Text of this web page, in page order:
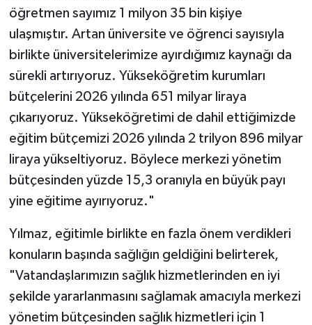
öğretmen sayımız 1 milyon 35 bin kişiye
ulaşmıştır. Artan üniversite ve öğrenci sayısıyla
birlikte üniversitelerimize ayırdığımız kaynağı da
sürekli artırıyoruz. Yükseköğretim kurumları
bütçelerini 2026 yılında 651 milyar liraya
çıkarıyoruz. Yükseköğretimi de dahil ettiğimizde
eğitim bütçemizi 2026 yılında 2 trilyon 896 milyar
liraya yükseltiyoruz. Böylece merkezi yönetim
bütçesinden yüzde 15,3 oranıyla en büyük payı
yine eğitime ayırıyoruz."
Yılmaz, eğitimle birlikte en fazla önem verdikleri
konuların başında sağlığın geldiğini belirterek,
"Vatandaşlarımızın sağlık hizmetlerinden en iyi
şekilde yararlanmasını sağlamak amacıyla merkezi
yönetim bütçesinden sağlık hizmetleri için 1